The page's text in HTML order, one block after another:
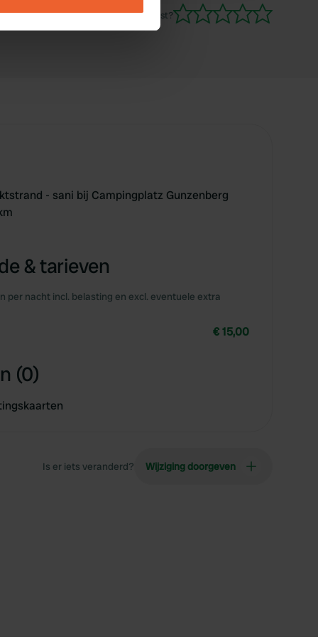
Ben jij hier geweest?
- sani bij Campingplatz Gunzenberg
& tarieven
per nacht incl. belasting en excl. eventuele extra
€ 15,00
(0)
Is er iets veranderd? Wijziging doorgeven